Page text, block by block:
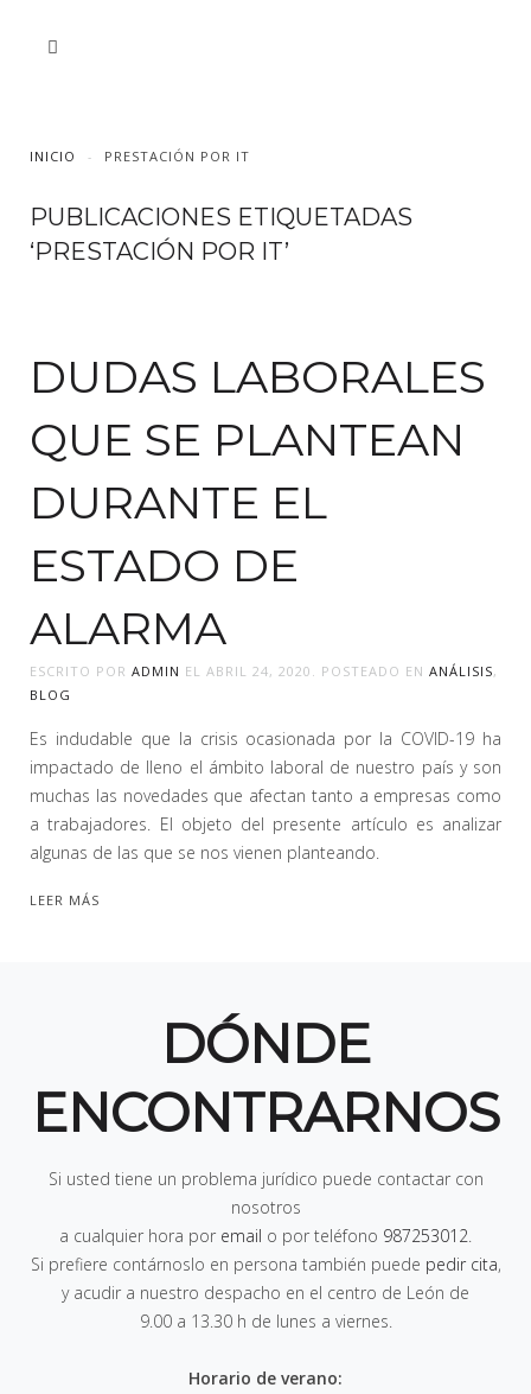
INICIO PRESTACIÓN POR IT
PUBLICACIONES ETIQUETADAS
‘PRESTACIÓN POR IT’
DUDAS LABORALES
QUE SE PLANTEAN
DURANTE EL
ESTADO DE
ALARMA
ESCRITO POR ADMIN EL ABRIL 24, 2020 . POSTEADO EN ANÁLISIS,
BLOG
Es indudable que la crisis ocasionada por la COVID-19 ha
impactado de lleno el ámbito laboral de nuestro país y son
muchas las novedades que afectan tanto a empresas como
a trabajadores. El objeto del presente artículo es analizar
algunas de las que se nos vienen planteando.
LEER MÁS
DÓNDE
ENCONTRARNOS
Si usted tiene un problema jurídico puede contactar con
nosotros
a cualquier hora por email o por teléfono 987253012.
Si prefiere contárnoslo en persona también puede pedir cita,
y acudir a nuestro despacho en el centro de León de
9.00 a 13.30 h de lunes a viernes.
Horario de verano: